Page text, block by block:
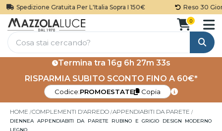
Spedizione Gratuita Per L'Italia Sopra I 150€ Reso 30 Giorni
Cerca
0
Termina tra 16g 6h 27m 33s
RISPARMIA SUBITO SCONTO FINO A 60€*
Codice:PROMOESTATE Copia
HOME COMPLEMENTI D'ARREDO APPENDIABITI DA PARETE
DIENNEA APPENDIABITI DA PARETE RUBINO E GRIGIO DESIGN MODERNO